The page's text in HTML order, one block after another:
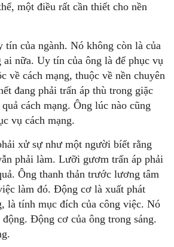
một điều rất cần thiết cho nền
tín của ngành. Nó không còn là của
ai nữa. Uy tín của ông là để phục vụ
về cách mạng, thuộc về nền chuyên
đang phải trấn áp thù trong giặc
cách mạng. Ông lúc nào cũng
vụ cách mạng.
xử sự như một người bíết rằng
phải làm. Lưỡi gươm trấn áp phải
Ông thanh thản trước lương tâm
làm đó. Động cơ là xuất phát
là tính mục đích của công việc. Nó
Động cơ của ông trong sáng.